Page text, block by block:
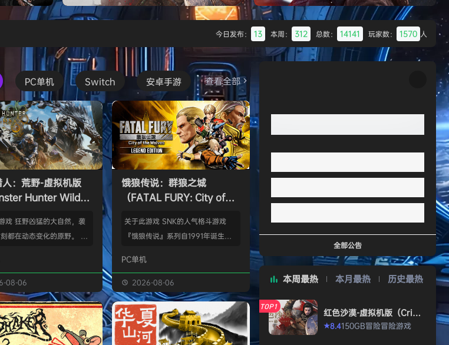
装中文版
红色沙漠-虚拟机版（Crimson Desert
HYPERVISOR）免安装中文版
生化危机9：安魂曲（Resident Evil
Requiem）免安装中文版
今日发布： 13 本周： 312 总数： 14141 玩家数： 1570 人
PC单机 Switch 安卓手游 查看全部
：荒野-虚拟机版
Hunter Wilds
戏 狂野凶猛的大自然，袭
都在动态变化的原野。 这
人们的故事。 你会化为以
怪物为生的“猎人”，使用狩
素材打造更强的武器防具，
明这个世界与人们之间的关
的狩猎动作，寻求连续不
感，究极的狩猎体验正等待
08-06
饿狼传说：群狼之城
（FATAL FURY: City of
关于此游戏 SNK的人气格斗游戏
『饿狼传说』系列自1991年诞生以
潮。从1999年的『饿狼 -MARK OF
THE WOLVES-』起，时隔26年，
系列的最新作品『饿狼传说 City of
the Wolves』终于登场！ ■新实装
了加速兴奋的“REV系统”！ 新实装
的“REV系统”可以从战斗开始发动各
PC单机
2026-08-06
全部公告
本周最热 本月最热 历史最热
TOP1
红色沙漠-虚拟机版（Crims
on Desert HYPERVISO
R）免安装中文版
★8.4150GB冒险冒险游戏